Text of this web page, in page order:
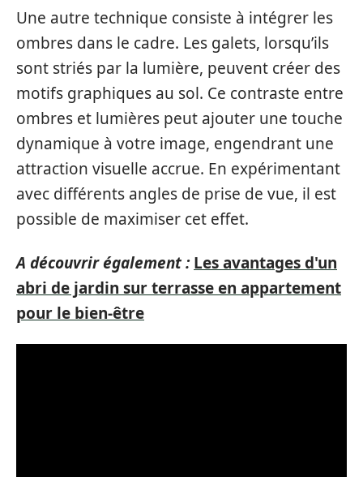
Une autre technique consiste à intégrer les
ombres dans le cadre. Les galets, lorsqu’ils
sont striés par la lumière, peuvent créer des
motifs graphiques au sol. Ce contraste entre
ombres et lumières peut ajouter une touche
dynamique à votre image, engendrant une
attraction visuelle accrue. En expérimentant
avec différents angles de prise de vue, il est
possible de maximiser cet effet.
A découvrir également : Les avantages d'un
abri de jardin sur terrasse en appartement
pour le bien-être